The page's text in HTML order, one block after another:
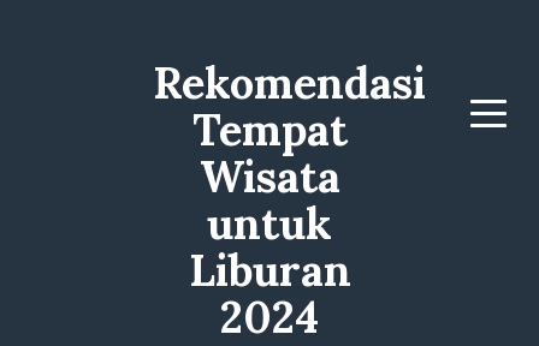
Rekomendasi
Tempat
Wisata
untuk
Liburan
2024
Menu